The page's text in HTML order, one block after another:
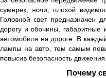
сумерек, ночи, плохой
Головной свет предназначен
дорогу и обочины, габаритные
автомобиля на дороге. В
лампы на авто, тем самым
повысив безопасность движения.
Почему